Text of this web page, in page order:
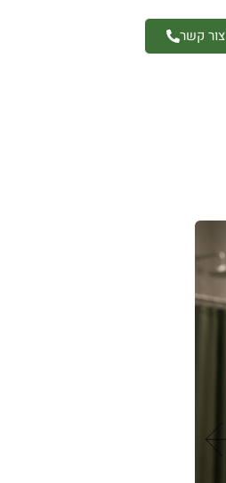
צור קשר